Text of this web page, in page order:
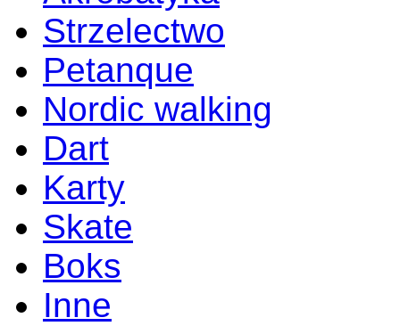
Strzelectwo
Petanque
Nordic walking
Dart
Karty
Skate
Boks
Inne